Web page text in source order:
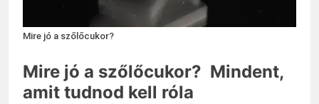
Mennyi a táppénz?
3 Nap Ezelőtt
Mire jó a szőlőcukor?
Mire jó a szőlőcukor? Mindent,
amit tudnod kell róla